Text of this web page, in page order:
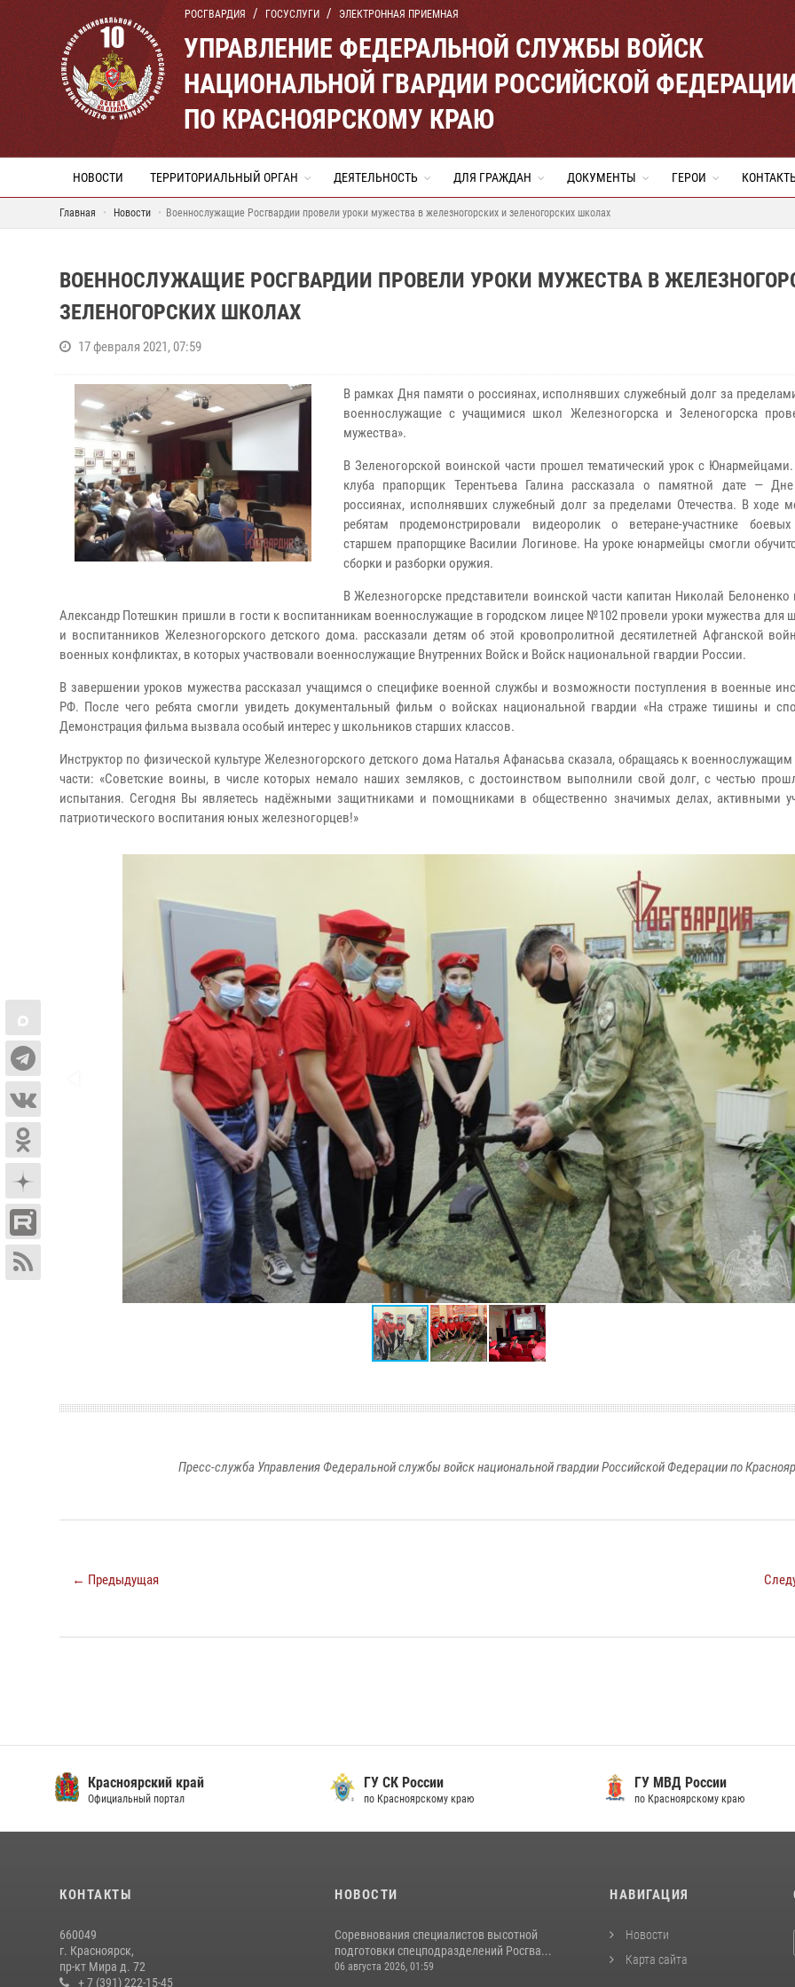
РОСГВАРДИЯ ГОСУСЛУГИ ЭЛЕКТРОННАЯ ПРИЕМНАЯ
УПРАВЛЕНИЕ ФЕДЕРАЛЬНОЙ СЛУЖБЫ ВОЙСК
НАЦИОНАЛЬНОЙ ГВАРДИИ РОССИЙСКОЙ
ПО КРАСНОЯРСКОМУ КРАЮ
НОВОСТИ ТЕРРИТОРИАЛЬНЫЙ ОРГАН ДЕЯТЕЛЬНОСТЬ ДЛЯ ГРАЖДАН ДОКУМЕНТЫ ГЕРОИ
Главная Новости Военнослужащие Росгвардии провели уроки мужества в железногорских и зеленогорских школах
ВОЕННОСЛУЖАЩИЕ РОСГВАРДИИ ПРОВЕЛИ УРОКИ МУЖЕСТВА В
ЗЕЛЕНОГОРСКИХ ШКОЛАХ
17 февраля 2021, 07:59
В рамках Дня памяти о россиянах, исполнявших служебный долг за
военнослужащие с учащимися школ Железногорска и Зеленогорска
мужества».
В Зеленогорской воинской части прошел тематический урок с
клуба прапорщик Терентьева Галина рассказала о памятной дате —
россиянах, исполнявших служебный долг за пределами Отечества. В ходе
ребятам продемонстрировали видеоролик о ветеране-участнике
старшем прапорщике Василии Логинове. На уроке юнармейцы смогли
сборки и разборки оружия.
В Железногорске представители воинской части капитан Николай Белоненко
Александр Потешкин пришли в гости к воспитанникам военнослужащие в городском лицее №102 провели уроки мужества для
и воспитанников Железногорского детского дома. рассказали детям об этой кровопролитной десятилетней Афганской
военных конфликтах, в которых участвовали военнослужащие Внутренних Войск и Войск национальной гвардии России.
В завершении уроков мужества рассказал учащимся о специфике военной службы и возможности поступления в военные
РФ. После чего ребята смогли увидеть документальный фильм о войсках национальной гвардии «На страже тишины и
Демонстрация фильма вызвала особый интерес у школьников старших классов.
Инструктор по физической культуре Железногорского детского дома Наталья Афанасьва сказала, обращаясь к
части: «Советские воины, в числе которых немало наших земляков, с достоинством выполнили свой долг, с честью
испытания. Сегодня Вы являетесь надёжными защитниками и помощниками в общественно значимых делах, активными
патриотического воспитания юных железногорцев!»
Пресс-служба Управления Федеральной службы войск национальной гвардии Российской Федерации по
← Предыдущая
Красноярский край
Официальный портал
ГУ СК России
по Красноярскому краю
ГУ МВД России
по Красноярскому краю
КОНТАКТЫ
660049
г. Красноярск,
пр-кт Мира д. 72
+ 7 (391) 222-15-45
НОВОСТИ
Соревнования специалистов высотной
подготовки спецподразделений Росгва...
06 августа 2026, 01:59
НАВИГАЦИЯ
Новости
Карта сайта